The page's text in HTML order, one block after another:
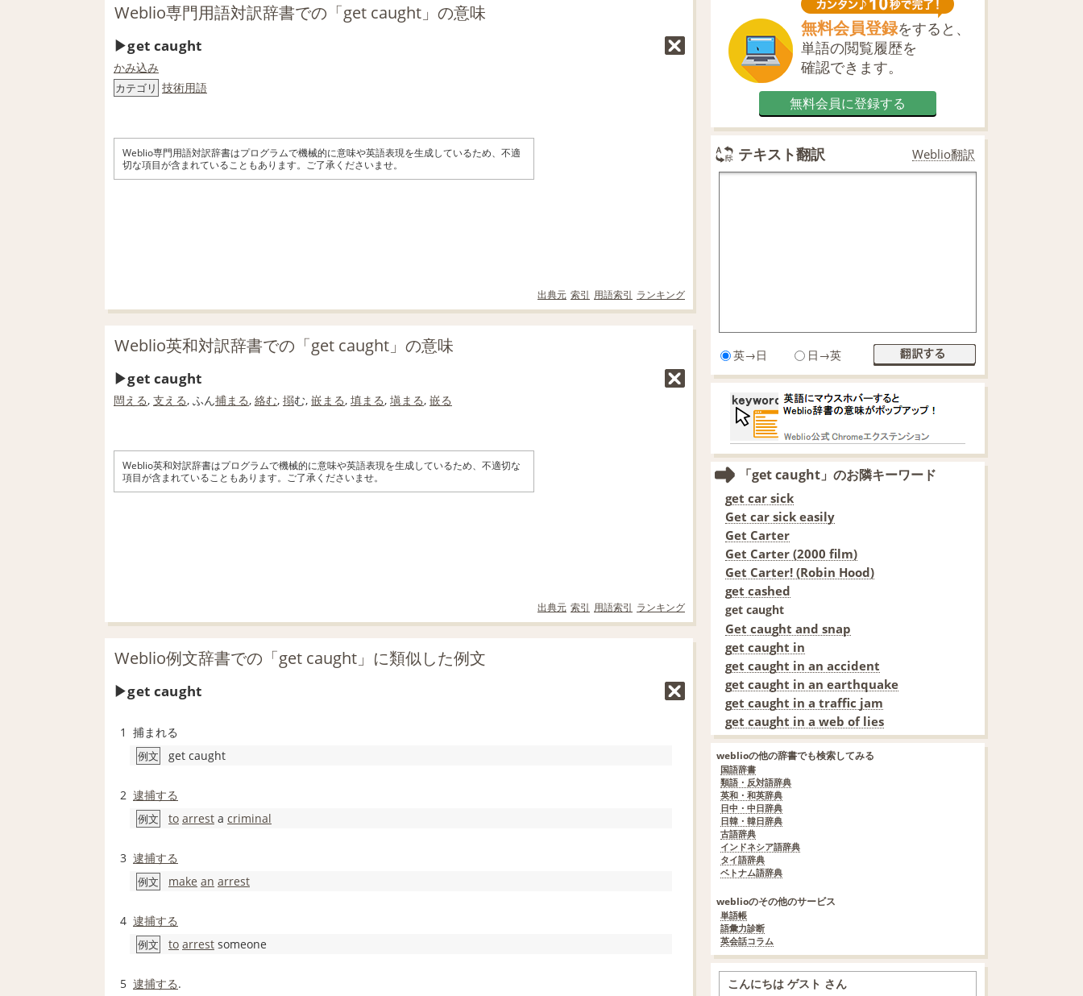
Weblio専門用語対訳辞書での「get caught」の意味
get caught
かみ込み
カテゴリ 技術用語
Weblio専門用語対訳辞書はプログラムで機械的に意味や英語表現を生成しているため、不適
切な項目が含まれていることもあります。ご了承くださいませ。
出典元 索引 用語索引 ランキング
Weblio英和対訳辞書での「get caught」の意味
get caught
閊える, 支える, ふん捕まる, 絡む, 搦む, 嵌まる, 填まる, 塡まる, 嵌る
Weblio英和対訳辞書はプログラムで機械的に意味や英語表現を生成しているため、不適切な
項目が含まれていることもあります。ご了承くださいませ。
出典元 索引 用語索引 ランキング
Weblio例文辞書での「get caught」に類似した例文
get caught
1 捕まれる
例文 get caught
2 逮捕する
例文 to arrest a criminal
3 逮捕する
例文 make an arrest
4 逮捕する
例文 to arrest someone
5 逮捕する.
無料会員登録をすると、
単語の閲覧履歴を
確認できます。
無料会員に登録する
テキスト翻訳 Weblio翻訳
英→日 日→英
「get caught」のお隣キーワード
get car sick
Get car sick easily
Get Carter
Get Carter (2000 film)
Get Carter! (Robin Hood)
get cashed
get caught
Get caught and snap
get caught in
get caught in an accident
get caught in an earthquake
get caught in a traffic jam
get caught in a web of lies
weblioの他の辞書でも検索してみる
国語辞書
類語・反対語辞典
英和・和英辞典
日中・中日辞典
日韓・韓日辞典
古語辞典
インドネシア語辞典
タイ語辞典
ベトナム語辞典
weblioのその他のサービス
単語帳
語彙力診断
英会話コラム
こんにちは ゲスト さん